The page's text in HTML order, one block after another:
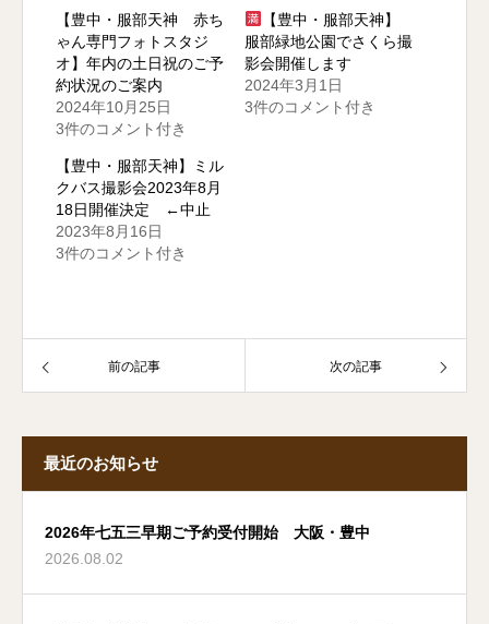
【豊中・服部天神 赤ち
ゃん専門フォトスタジ
オ】年内の土日祝のご予
約状況のご案内
2024年10月25日
3件のコメント付き
【豊中・服部天神】
服部緑地公園でさくら撮
影会開催します
2024年3月1日
3件のコメント付き
【豊中・服部天神】ミル
クバス撮影会2023年8月
18日開催決定 ←中止
2023年8月16日
3件のコメント付き
前の記事 次の記事
最近のお知らせ
2026年七五三早期ご予約受付開始 大阪・豊中
2026.08.02